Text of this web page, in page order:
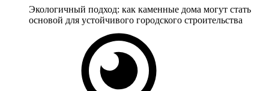
Экологичный подход: как каменные дома могут стать
основой для устойчивого городского строительства